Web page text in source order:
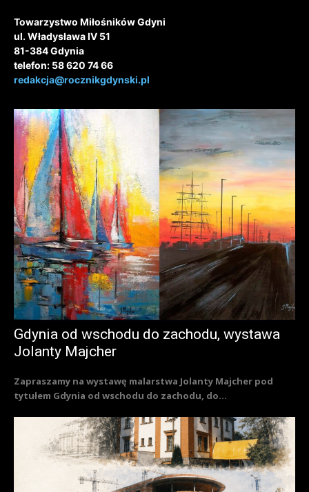
Towarzystwo Miłośników Gdyni
ul. Władysława IV 51
81-384 Gdynia
telefon: 58 620 74 66
redakcja@rocznikgdynski.pl
Gdynia od wschodu do zachodu, wystawa
Jolanty Majcher
Zapraszamy na wystawę malarstwa Jolanty Majcher pod
tytułem Gdynia od wschodu do zachodu, do...